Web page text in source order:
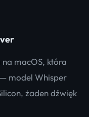
macOS, która
model Whisper
żaden dźwięk